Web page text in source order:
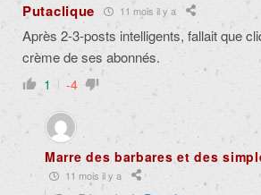
Putaclique 11 mois il y a
Après 2-3-posts intelligents, fallait que
crème de ses abonnés.
1 -4
Marre des barbares et des
11 mois il y a